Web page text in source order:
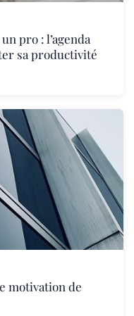
pro : l’agenda
sa productivité
motivation de